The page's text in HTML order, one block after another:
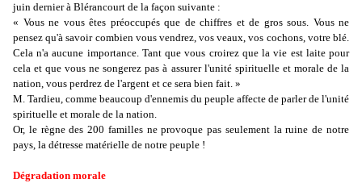
juin dernier à Blérancourt de la façon suivante :
« Vous ne vous êtes préoccupés que de chiffres et de gros sous. Vous ne
pensez qu'à savoir combien vous vendrez, vos veaux, vos cochons, votre blé.
Cela n'a aucune importance. Tant que vous croirez que la vie est laite pour
cela et que vous ne songerez pas à assurer l'unité spirituelle et morale de la
nation, vous perdrez de l'argent et ce sera bien fait. »
M. Tardieu, comme beaucoup d'ennemis du peuple affecte de parler de l'unité
spirituelle et morale de la nation.
Or, le règne des 200 familles ne provoque pas seulement la ruine de notre
pays, la détresse matérielle de notre peuple !
Dégradation morale